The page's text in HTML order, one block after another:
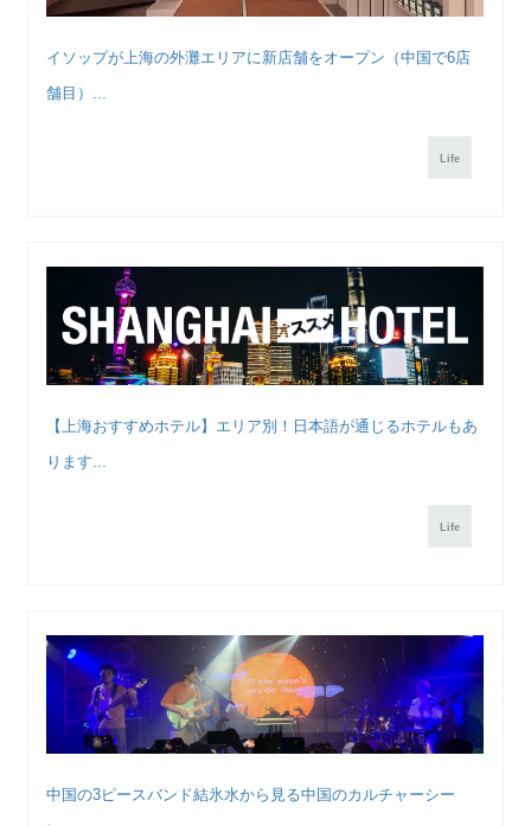
イソップが上海の外灘エリアに新店舗をオープン（中国で6店
舗目）...
Life
【上海おすすめホテル】エリア別！日本語が通じるホテルもあ
ります...
Life
中国の3ピースバンド結氷水から見る中国のカルチャーシー